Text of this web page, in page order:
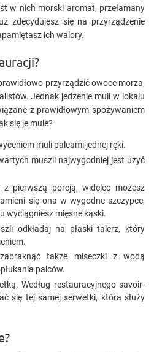
w nich morski aromat, przełamany
zdecydujesz się na przyrządzenie
ich walory.
przyrządzić owoce morza,
Jednak jedzenie muli w lokalu
z prawidłowym spożywaniem
się je mule?
muli palcami jednej ręki.
muszli najwygodniej jest użyć
pierwszą porcją, widelec możesz
się ona w wygodne szczypce,
wyciągniesz mięsne kąski.
odkładaj na płaski talerz, który
także miseczki z wodą
palców.
Według restauracyjnego savoir-
się tej samej serwetki, która służy